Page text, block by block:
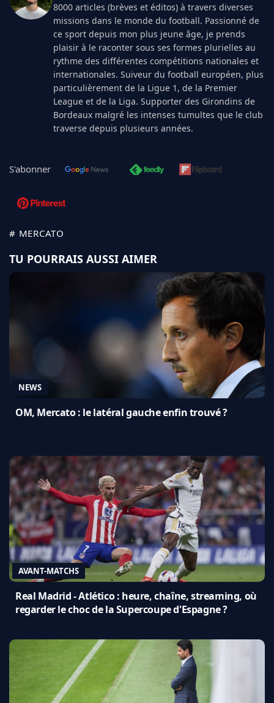
8000 articles (brèves et éditos) à travers diverses
missions dans le monde du football. Passionné de
ce sport depuis mon plus jeune âge, je prends
plaisir à le raconter sous ses formes plurielles au
rythme des différentes compétitions nationales et
internationales. Suiveur du football européen, plus
particulièrement de la Ligue 1, de la Premier
League et de la Liga. Supporter des Girondins de
Bordeaux malgré les intenses tumultes que le club
traverse depuis plusieurs années.
S'abonner
# MERCATO
TU POURRAIS AUSSI AIMER
NEWS
OM, Mercato : le latéral gauche enfin trouvé ?
AVANT-MATCHS
Real Madrid - Atlético : heure, chaîne, streaming, où
regarder le choc de la Supercoupe d'Espagne ?